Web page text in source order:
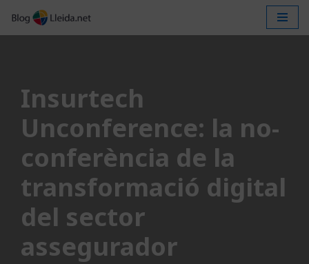
Vés
Insurtech
Unconference: la no-
conferència de la
transformació digital
del sector
assegurador